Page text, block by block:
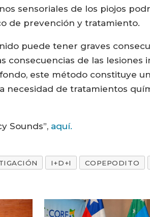
sensoriales de los piojos
de prevención y tratamiento.
puede tener graves
consecuencias de las lesiones
este método constituye
de tratamientos
Sounds”, aquí.
I+D+I COPEPODITO